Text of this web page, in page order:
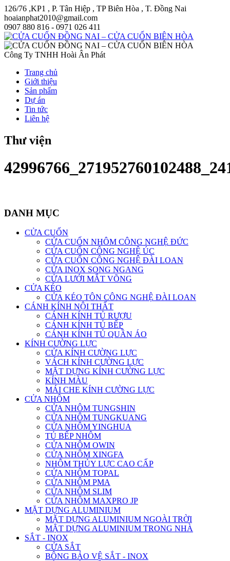
126/76 ,KP1 , P. Tân Hiệp , TP Biên Hòa , T. Đồng Nai
hoaianphat2010@gmail.com
0907 880 816 - 0971 026 411
Công Ty TNHH Hoài Ân Phát
Trang chủ
Giới thiệu
Sản phẩm
Dự án
Tin tức
Liên hệ
Thư viện
DANH MỤC
CỬA CUỐN
CỬA CUỐN NHÔM CÔNG NGHỆ ĐỨC
CỬA CUỐN CÔNG NGHỆ ÚC
CỬA CUỐN CÔNG NGHỆ ĐÀI LOAN
CỬA INOX SONG NGANG
CỬA LƯỚI MẮT VÕNG
CỬA KÉO
CỬA KÉO TÔN CÔNG NGHỆ ĐÀI LOAN
CÁNH KÍNH NỘI THẤT
CÁNH KÍNH TỦ RƯỢU
CÁNH KÍNH TỦ BẾP
CÁNH KÍNH TỦ QUẦN ÁO
KÍNH CƯỜNG LỰC
CỬA KÍNH CƯỜNG LỰC
VÁCH KÍNH CƯỜNG LỰC
MẶT DỰNG KÍNH CƯỜNG LỰC
KÍNH MÀU
MÁI CHE KÍNH CƯỜNG LỰC
CỬA NHÔM
CỬA NHÔM TUNGSHIN
CỬA NHÔM TUNGKUANG
CỬA NHÔM YINGHUA
TỦ BẾP NHÔM
CỬA NHÔM OWIN
CỬA NHÔM XINGFA
NHÔM THỦY LỰC CAO CẤP
CỬA NHÔM TOPAL
CỬA NHÔM PMA
CỬA NHÔM SLIM
CỬA NHÔM MAXPRO JP
MẶT DỰNG ALUMINIUM
MẶT DỰNG ALUMINIUM NGOÀI TRỜI
MẶT DỰNG ALUMINIUM TRONG NHÀ
SẮT - INOX
CỬA SẮT
BÔNG BẢO VỆ SẮT - INOX